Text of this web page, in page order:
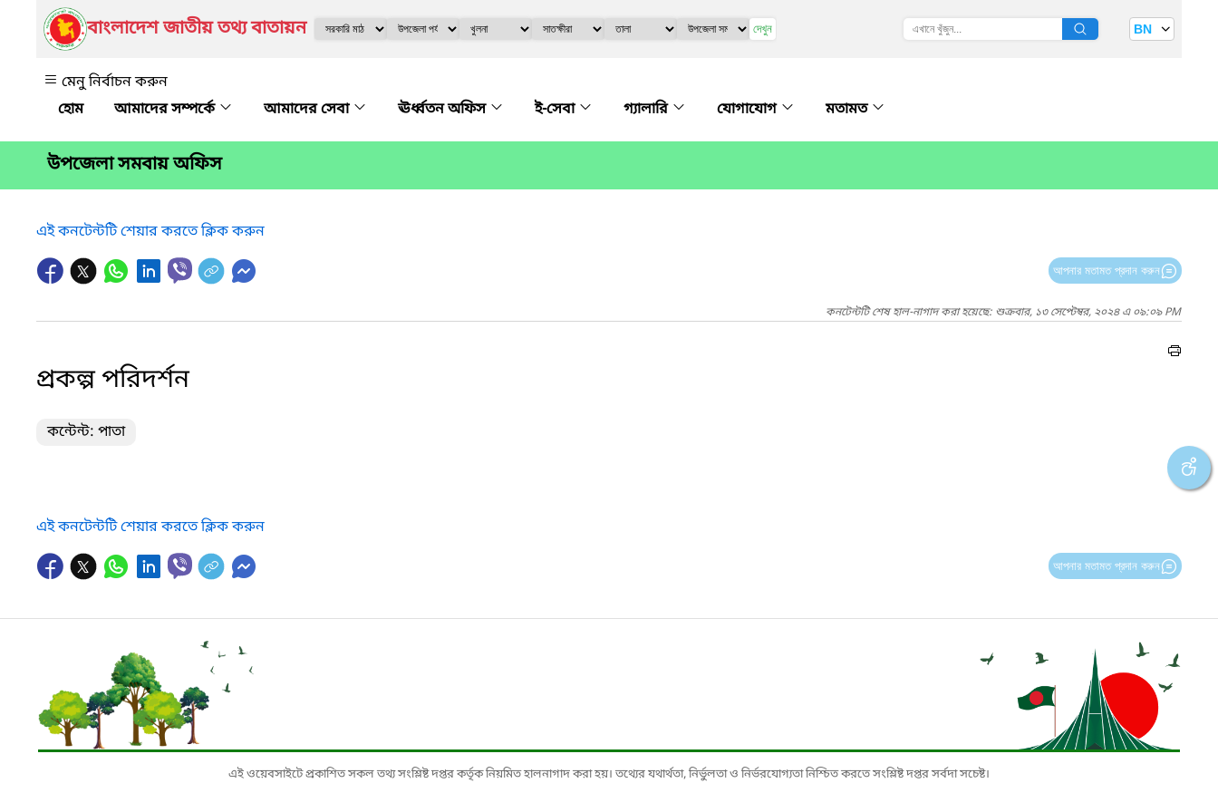
বাংলাদেশ জাতীয় তথ্য বাতায়ন দেখুন BN
মেনু নির্বাচন করুন
আমাদের সম্পর্কে
আমাদের সেবা ঊর্ধ্বতন অফিস ই-সেবা গ্যালারি যোগাযোগ মতামত
উপজেলা সমবায় অফিস
এই কনটেন্টটি শেয়ার করতে ক্লিক করুন
আপনার মতামত প্রদান করুন
কনটেন্টটি শেষ হাল-নাগাদ করা হয়েছে: শুক্রবার, ১৩ সেপ্টেম্বর, ২০২৪ এ ০৯:০৯ PM
প্রকল্প পরিদর্শন
কন্টেন্ট: পাতা
এই কনটেন্টটি শেয়ার করতে ক্লিক করুন
আপনার মতামত প্রদান করুন
এই ওয়েবসাইটে প্রকাশিত সকল তথ্য সংশ্লিষ্ট দপ্তর কর্তৃক নিয়মিত হালনাগাদ করা হয়। তথ্যের যথার্থতা, নির্ভুলতা ও নির্ভরযোগ্যতা নিশ্চিত করতে সংশ্লিষ্ট দপ্তর সর্বদা সচেষ্ট।